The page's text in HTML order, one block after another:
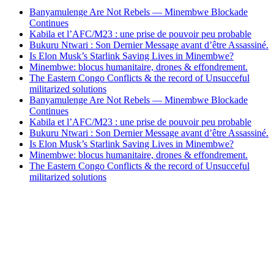
Banyamulenge Are Not Rebels — Minembwe Blockade
Continues
Kabila et l’AFC/M23 : une prise de pouvoir peu probable
Bukuru Ntwari : Son Dernier Message avant d’être Assassiné.
Is Elon Musk’s Starlink Saving Lives in Minembwe?
Minembwe: blocus humanitaire, drones & effondrement.
The Eastern Congo Conflicts & the record of Unsucceful
militarized solutions
Banyamulenge Are Not Rebels — Minembwe Blockade
Continues
Kabila et l’AFC/M23 : une prise de pouvoir peu probable
Bukuru Ntwari : Son Dernier Message avant d’être Assassiné.
Is Elon Musk’s Starlink Saving Lives in Minembwe?
Minembwe: blocus humanitaire, drones & effondrement.
The Eastern Congo Conflicts & the record of Unsucceful
militarized solutions